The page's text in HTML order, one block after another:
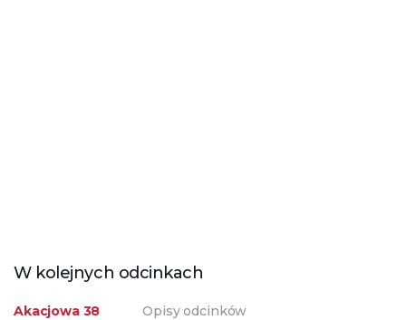
W kolejnych odcinkach
Akacjowa 38 Opisy odcinków